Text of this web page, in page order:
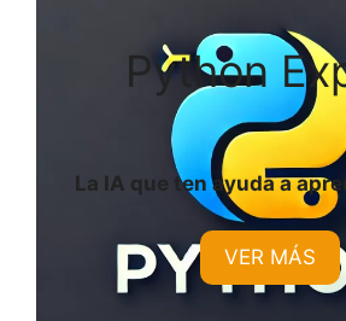
Python
La IA que ten ayuda a
VER MÁS